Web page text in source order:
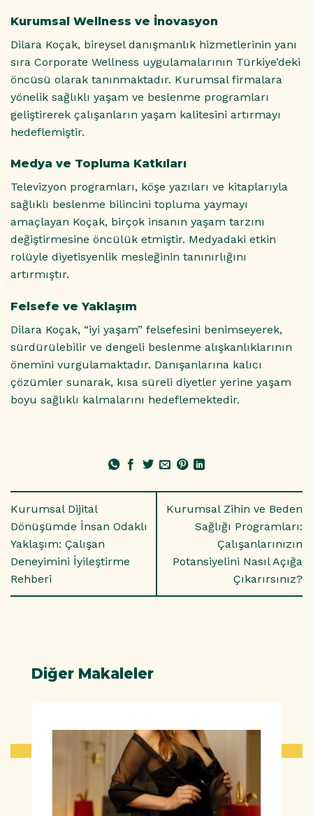
Kurumsal Wellness ve İnovasyon
Dilara Koçak, bireysel danışmanlık hizmetlerinin yanı
sıra Corporate Wellness uygulamalarının Türkiye’deki
öncüsü olarak tanınmaktadır. Kurumsal firmalara
yönelik sağlıklı yaşam ve beslenme programları
geliştirerek çalışanların yaşam kalitesini artırmayı
hedeflemiştir.
Medya ve Topluma Katkıları
Televizyon programları, köşe yazıları ve kitaplarıyla
sağlıklı beslenme bilincini topluma yaymayı
amaçlayan Koçak, birçok insanın yaşam tarzını
değiştirmesine öncülük etmiştir. Medyadaki etkin
rolüyle diyetisyenlik mesleğinin tanınırlığını
artırmıştır.
Felsefe ve Yaklaşım
Dilara Koçak, “iyi yaşam” felsefesini benimseyerek,
sürdürülebilir ve dengeli beslenme alışkanlıklarının
önemini vurgulamaktadır. Danışanlarına kalıcı
çözümler sunarak, kısa süreli diyetler yerine yaşam
boyu sağlıklı kalmalarını hedeflemektedir.
Kurumsal Dijital
Dönüşümde İnsan Odaklı
Yaklaşım: Çalışan
Deneyimini İyileştirme
Rehberi
Kurumsal Zihin ve Beden
Sağlığı Programları:
Çalışanlarınızın
Potansiyelini Nasıl Açığa
Çıkarırsınız?
Diğer Makaleler